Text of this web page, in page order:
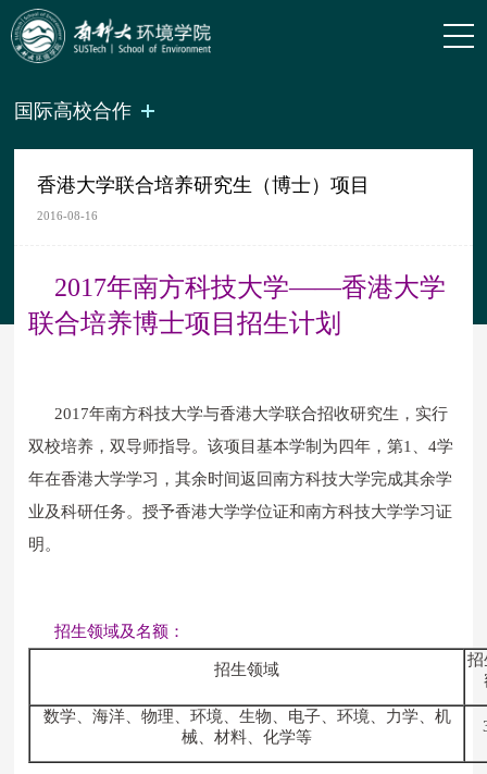
国际高校合作
香港大学联合培养研究生（博士）项目
2016-08-16
2017年南方科技大学——香港大学
联合培养博士项目招生计划
2017年南方科技大学与香港大学联合招收研究生，实行
双校培养，双导师指导。该项目基本学制为四年，第1、4学
年在香港大学学习，其余时间返回南方科技大学完成其余学
业及科研任务。授予香港大学学位证和南方科技大学学习证
明。
招生领域及名额：
招生领域
招
数学、海洋、物理、环境、生物、电子、环境、力学、机
械、材料、化学等